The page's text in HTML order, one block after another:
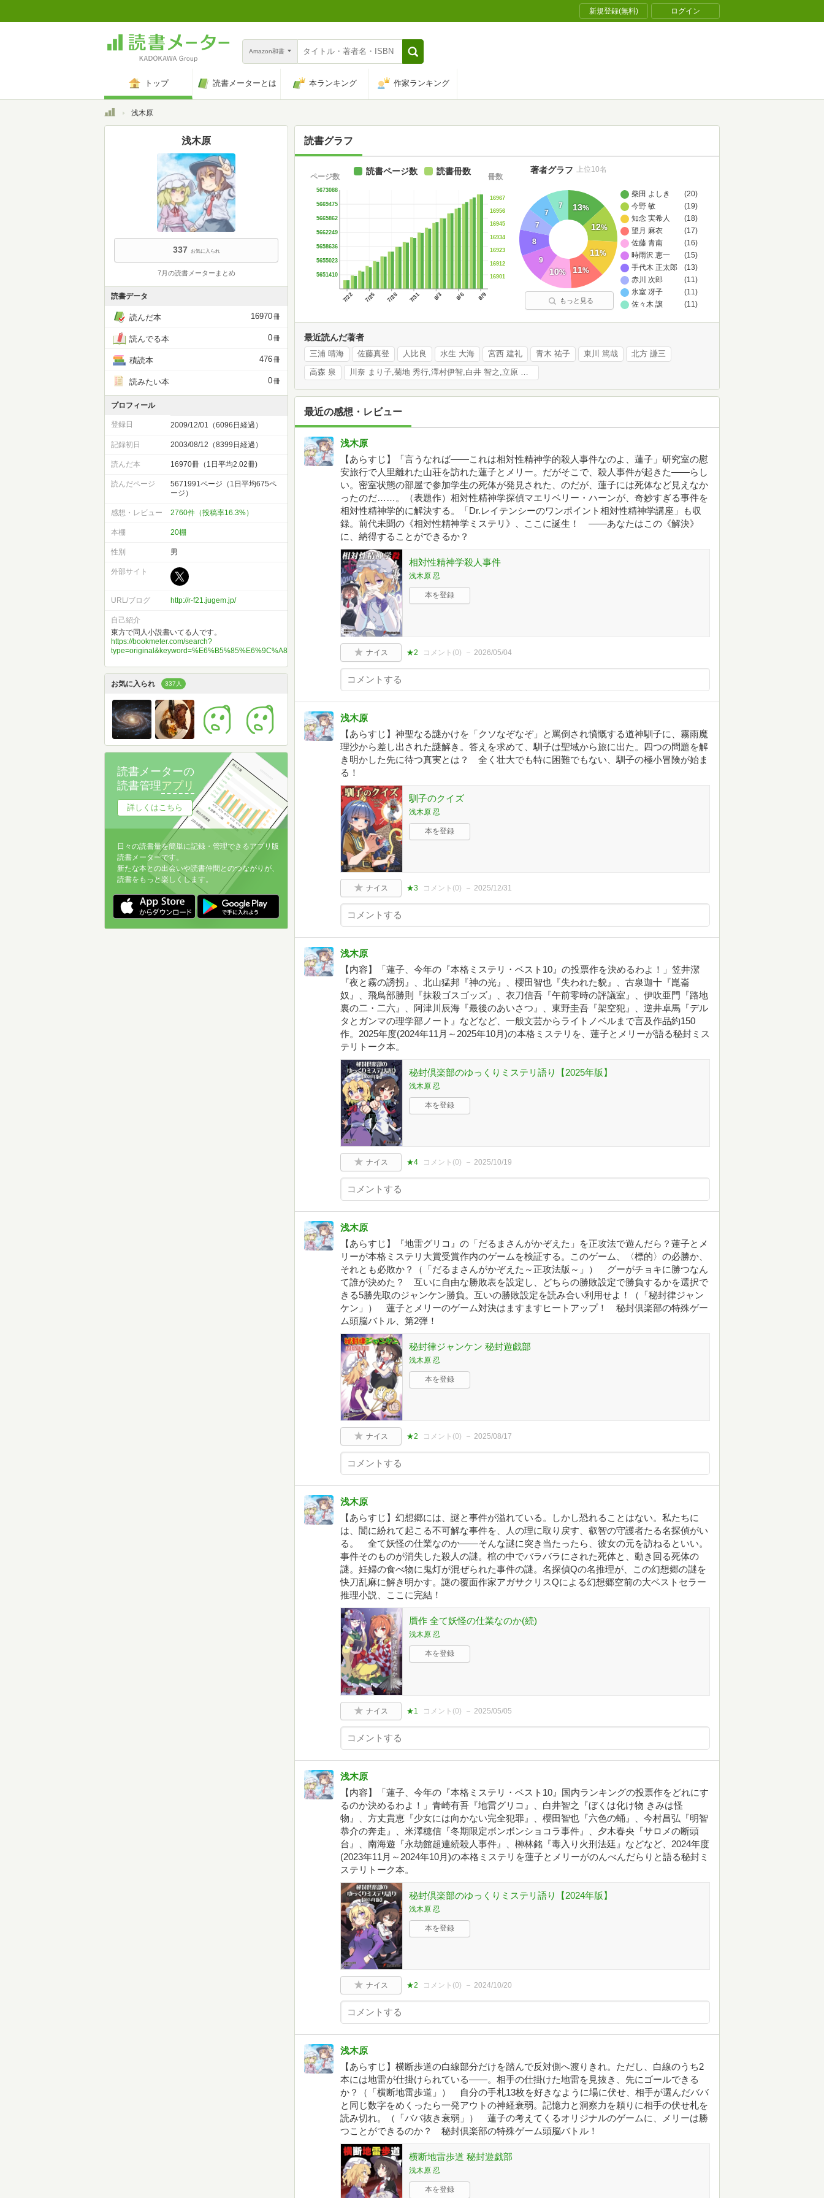
新規登録(無料) ログイン
Amazon和書
トップ 読書メーターとは 本ランキング 作家ランキング
トップ浅木原
読書グラフ
7/22 7/25 7/28 7/31 8/3 8/6 8/9
5651410
5655023
5658636
5662249
5665862
5669475
5673088
ページ数
16901
16912
16923
16934
16945
16956
16967
冊数
読書ページ数 読書冊数
柴田 よしき
(20)
今野 敏
(19)
知念 実希人
(18)
望月 麻衣
(17)
佐藤 青南
(16)
時雨沢 恵一
(15)
手代木 正太郎
(13)
赤川 次郎
(11)
氷室 冴子
(11)
佐々木 譲
(11)
13%
12%
11%
11%
10%
9
8
7
7
7
著者グラフ 上位10名
もっと見る
最近読んだ著者
三浦 晴海 佐藤真登 人比良 水生 大海 宮西 建礼 青木 祐子 東川 篤哉 北方 謙三
高森 泉 川奈 まり子,菊地 秀行,澤村伊智,白井 智之,立原 透耶,芦花公園,三津田 信三
最近の感想・レビュー
浅木原
【あらすじ】「言うなれば――これは相対性精神学的殺人事件なのよ、蓮子」研究室の慰
安旅行で人里離れた山荘を訪れた蓮子とメリー。だがそこで、殺人事件が起きた――らし
い。密室状態の部屋で参加学生の死体が発見された、のだが、蓮子には死体など見えなか
ったのだ……。（表題作）相対性精神学探偵マエリベリー・ハーンが、奇妙すぎる事件を
相対性精神学的に解決する。「Dr.レイテンシーのワンポイント相対性精神学講座」も収
録。前代未聞の《相対性精神学ミステリ》、ここに誕生！ ――あなたはこの《解決》
に、納得することができるか？
相対性精神学殺人事件
浅木原 忍
本を登録
ナイス ★2 コメント(0) 2026/05/04
浅木原
【あらすじ】神聖なる謎かけを「クソなぞなぞ」と罵倒され憤慨する道神馴子に、霧雨魔
理沙から差し出された謎解き。答えを求めて、馴子は聖域から旅に出た。四つの問題を解
き明かした先に待つ真実とは？ 全く壮大でも特に困難でもない、馴子の極小冒険が始ま
る！
馴子のクイズ
浅木原 忍
本を登録
ナイス ★3 コメント(0) 2025/12/31
浅木原
【内容】「蓮子、今年の『本格ミステリ・ベスト10』の投票作を決めるわよ！」笠井潔
『夜と霧の誘拐』、北山猛邦『神の光』、櫻田智也『失われた貌』、古泉迦十『崑崙
奴』、飛鳥部勝則『抹殺ゴスゴッズ』、衣刀信吾『午前零時の評議室』、伊吹亜門『路地
裏の二・二六』、阿津川辰海『最後のあいさつ』、東野圭吾『架空犯』、逆井卓馬『デル
タとガンマの理学部ノート』などなど、一般文芸からライトノベルまで言及作品約150
作。2025年度(2024年11月～2025年10月)の本格ミステリを、蓮子とメリーが語る秘封ミス
テリトーク本。
秘封倶楽部のゆっくりミステリ語り【2025年版】
浅木原 忍
本を登録
ナイス ★4 コメント(0) 2025/10/19
浅木原
【あらすじ】『地雷グリコ』の「だるまさんがかぞえた」を正攻法で遊んだら？蓮子とメ
リーが本格ミステリ大賞受賞作内のゲームを検証する。このゲーム、〈標的〉の必勝か、
それとも必敗か？（「だるまさんがかぞえた～正攻法版～」） グーがチョキに勝つなん
て誰が決めた？ 互いに自由な勝敗表を設定し、どちらの勝敗設定で勝負するかを選択で
きる5勝先取のジャンケン勝負。互いの勝敗設定を読み合い利用せよ！（「秘封律ジャン
ケン」） 蓮子とメリーのゲーム対決はますますヒートアップ！ 秘封倶楽部の特殊ゲー
ム頭脳バトル、第2弾！
秘封律ジャンケン 秘封遊戯部
浅木原 忍
本を登録
ナイス ★2 コメント(0) 2025/08/17
浅木原
【あらすじ】幻想郷には、謎と事件が溢れている。しかし恐れることはない。私たちに
は、闇に紛れて起こる不可解な事件を、人の理に取り戻す、叡智の守護者たる名探偵がい
る。 全て妖怪の仕業なのか――そんな謎に突き当たったら、彼女の元を訪ねるといい。
事件そのものが消失した殺人の謎。棺の中でバラバラにされた死体と、動き回る死体の
謎。妊婦の食べ物に鬼灯が混ぜられた事件の謎。名探偵Qの名推理が、この幻想郷の謎を
快刀乱麻に解き明かす。謎の覆面作家アガサクリスQによる幻想郷空前の大ベストセラー
推理小説、ここに完結！
贋作 全て妖怪の仕業なのか(続)
浅木原 忍
本を登録
ナイス ★1 コメント(0) 2025/05/05
浅木原
【内容】「蓮子、今年の『本格ミステリ・ベスト10』国内ランキングの投票作をどれにす
るのか決めるわよ！」青崎有吾『地雷グリコ』、白井智之『ぼくは化け物 きみは怪
物』、方丈貴恵『少女には向かない完全犯罪』、櫻田智也『六色の蛹』、今村昌弘『明智
恭介の奔走』、米澤穂信『冬期限定ボンボンショコラ事件』、夕木春央『サロメの断頭
台』、南海遊『永劫館超連続殺人事件』、榊林銘『毒入り火刑法廷』などなど、2024年度
(2023年11月～2024年10月)の本格ミステリを蓮子とメリーがのんべんだらりと語る秘封ミ
ステリトーク本。
秘封倶楽部のゆっくりミステリ語り【2024年版】
浅木原 忍
本を登録
ナイス ★2 コメント(0) 2024/10/20
浅木原
【あらすじ】横断歩道の白線部分だけを踏んで反対側へ渡りきれ。ただし、白線のうち2
本には地雷が仕掛けられている――。相手の仕掛けた地雷を見抜き、先にゴールできる
か？（「横断地雷歩道」） 自分の手札13枚を好きなように場に伏せ、相手が選んだババ
と同じ数字をめくったら一発アウトの神経衰弱。記憶力と洞察力を頼りに相手の伏せ札を
読み切れ。（「ババ抜き衰弱」） 蓮子の考えてくるオリジナルのゲームに、メリーは勝
つことができるのか？ 秘封倶楽部の特殊ゲーム頭脳バトル！
横断地雷歩道 秘封遊戯部
浅木原 忍
本を登録
浅木原
337 お気に入られ
7月の読書メーターまとめ
読書データ
読んだ本 16970冊
読んでる本 0冊
積読本 476冊
読みたい本 0冊
プロフィール
登録日 2009/12/01（6096日経過）
記録初日 2003/08/12（8399日経過）
読んだ本 16970冊（1日平均2.02冊)
読んだページ
5671991ページ（1日平均675ペ
ージ）
感想・レビュー 2760件（投稿率16.3%）
本棚 20棚
性別 男
外部サイト
URL/ブログ http://r-f21.jugem.jp/
自己紹介
東方で同人小説書いてる人です。
https://bookmeter.com/search?
type=original&keyword=%E6%B5%85%E6%9C%A8%E5%8E%9F
お気に入られ 337人
読書メーターの
読書管理アプリ
詳しくはこちら
日々の読書量を簡単に記録・管理できるアプリ版
読書メーターです。
新たな本との出会いや読書仲間とのつながりが、
読書をもっと楽しくします。